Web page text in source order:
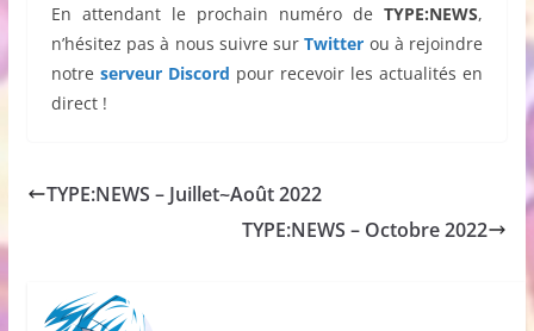
En attendant le prochain numéro deTYPE:NEWS,
n’hésitez pas à nous suivre surTwitter ou à rejoindre
notre serveur Discord pour recevoir les actualités en
direct !
TYPE:NEWS – Juillet~Août 2022
TYPE:NEWS – Octobre 2022